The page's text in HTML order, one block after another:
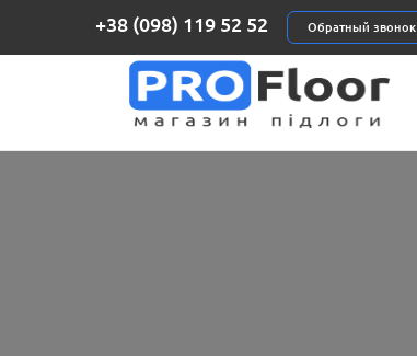
+38 (098) 119 52 52 Обратный звонок